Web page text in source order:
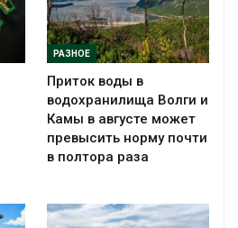
РАЗНОЕ
Приток воды в
водохранилища Волги и
Камы в августе может
превысить норму почти
в полтора раза